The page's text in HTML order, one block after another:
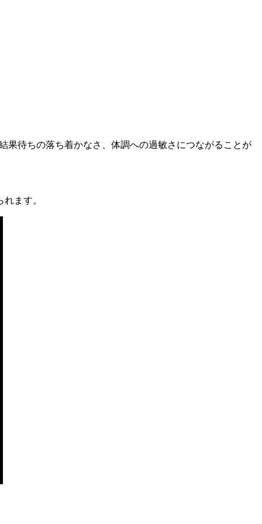
待ちの落ち着かなさ、体調への過敏さにつながることが
ます。